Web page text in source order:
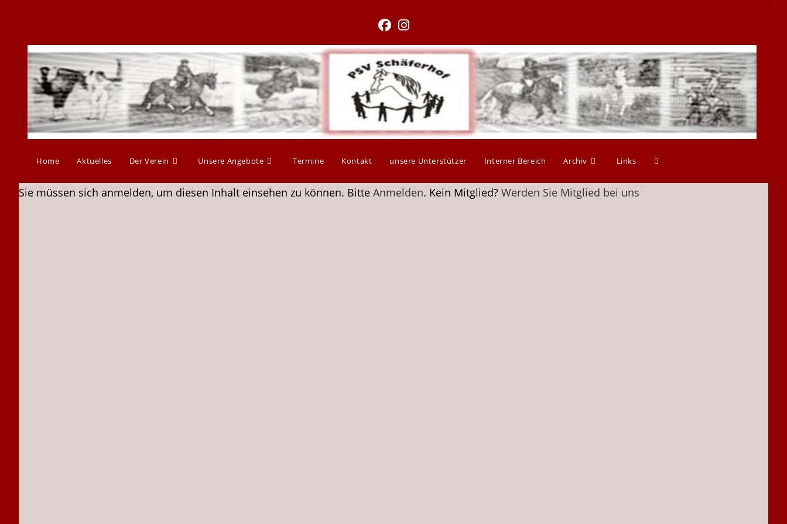
Home Aktuelles Der Verein Unsere Angebote Termine Kontakt unsere Unterstützer Interner Bereich Archiv Links
Sie müssen sich anmelden, um diesen Inhalt einsehen zu können. Bitte Anmelden. Kein Mitglied? Werden Sie Mitglied bei uns